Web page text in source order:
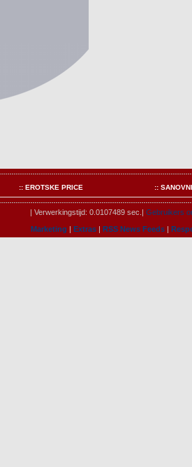
:: EROTSKE PRICE ::
| Verwerkingstijd: 0.0107489 sec.| Gebruikers
Marketing | Extras | RSS News Feeds |